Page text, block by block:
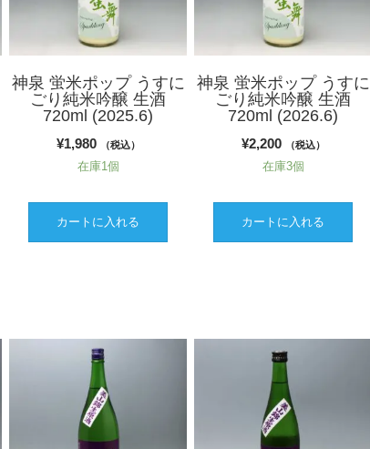
神泉 蛍米ポップ うすに
ごり純米吟醸 生酒
720ml (2025.6)
¥1,980 （税込）
在庫1個
カートに入れる
神泉 蛍米ポップ うすに
ごり純米吟醸 生酒
720ml (2026.6)
¥2,200 （税込）
在庫3個
カートに入れる